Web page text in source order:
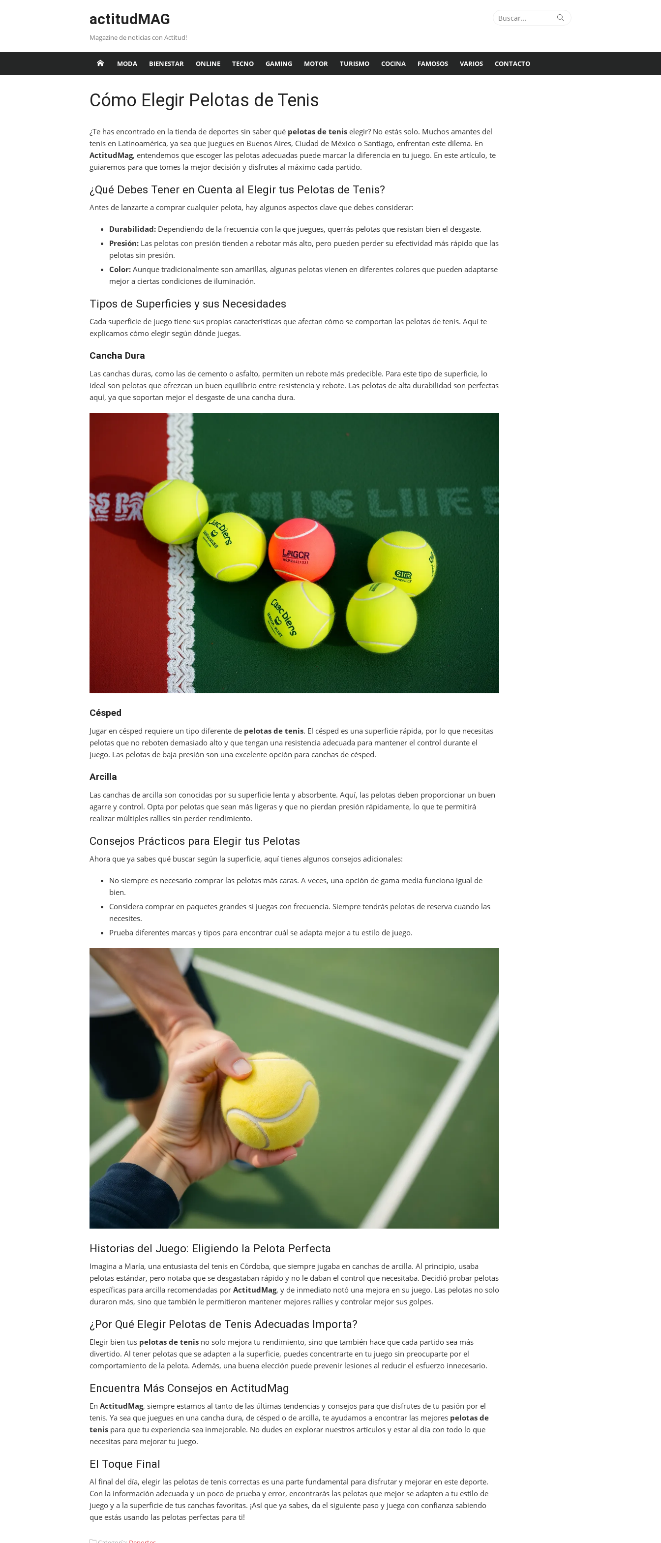
actitudMAG
Magazine de noticias con Actitud!
Buscar: Buscar
MODA BIENESTAR ONLINE TECNO GAMING MOTOR TURISMO COCINA FAMOSOS VARIOS CONTACTO
Cómo Elegir Pelotas de Tenis
¿Te has encontrado en la tienda de deportes sin saber qué pelotas de tenis elegir? No estás solo. Muchos amantes del
tenis en Latinoamérica, ya sea que juegues en Buenos Aires, Ciudad de México o Santiago, enfrentan este dilema. En
ActitudMag, entendemos que escoger las pelotas adecuadas puede marcar la diferencia en tu juego. En este artículo, te
guiaremos para que tomes la mejor decisión y disfrutes al máximo cada partido.
¿Qué Debes Tener en Cuenta al Elegir tus Pelotas de Tenis?
Antes de lanzarte a comprar cualquier pelota, hay algunos aspectos clave que debes considerar:
Durabilidad: Dependiendo de la frecuencia con la que juegues, querrás pelotas que resistan bien el desgaste.
Presión: Las pelotas con presión tienden a rebotar más alto, pero pueden perder su efectividad más rápido que las
pelotas sin presión.
Color: Aunque tradicionalmente son amarillas, algunas pelotas vienen en diferentes colores que pueden adaptarse
mejor a ciertas condiciones de iluminación.
Tipos de Superficies y sus Necesidades
Cada superficie de juego tiene sus propias características que afectan cómo se comportan las pelotas de tenis. Aquí te
explicamos cómo elegir según dónde juegas.
Cancha Dura
Las canchas duras, como las de cemento o asfalto, permiten un rebote más predecible. Para este tipo de superficie, lo
ideal son pelotas que ofrezcan un buen equilibrio entre resistencia y rebote. Las pelotas de alta durabilidad son perfectas
aquí, ya que soportan mejor el desgaste de una cancha dura.
Césped
Jugar en césped requiere un tipo diferente de pelotas de tenis. El césped es una superficie rápida, por lo que necesitas
pelotas que no reboten demasiado alto y que tengan una resistencia adecuada para mantener el control durante el
juego. Las pelotas de baja presión son una excelente opción para canchas de césped.
Arcilla
Las canchas de arcilla son conocidas por su superficie lenta y absorbente. Aquí, las pelotas deben proporcionar un buen
agarre y control. Opta por pelotas que sean más ligeras y que no pierdan presión rápidamente, lo que te permitirá
realizar múltiples rallies sin perder rendimiento.
Consejos Prácticos para Elegir tus Pelotas
Ahora que ya sabes qué buscar según la superficie, aquí tienes algunos consejos adicionales:
No siempre es necesario comprar las pelotas más caras. A veces, una opción de gama media funciona igual de
bien.
Considera comprar en paquetes grandes si juegas con frecuencia. Siempre tendrás pelotas de reserva cuando las
necesites.
Prueba diferentes marcas y tipos para encontrar cuál se adapta mejor a tu estilo de juego.
Historias del Juego: Eligiendo la Pelota Perfecta
Imagina a María, una entusiasta del tenis en Córdoba, que siempre jugaba en canchas de arcilla. Al principio, usaba
pelotas estándar, pero notaba que se desgastaban rápido y no le daban el control que necesitaba. Decidió probar pelotas
específicas para arcilla recomendadas por ActitudMag, y de inmediato notó una mejora en su juego. Las pelotas no solo
duraron más, sino que también le permitieron mantener mejores rallies y controlar mejor sus golpes.
¿Por Qué Elegir Pelotas de Tenis Adecuadas Importa?
Elegir bien tus pelotas de tenis no solo mejora tu rendimiento, sino que también hace que cada partido sea más
divertido. Al tener pelotas que se adapten a la superficie, puedes concentrarte en tu juego sin preocuparte por el
comportamiento de la pelota. Además, una buena elección puede prevenir lesiones al reducir el esfuerzo innecesario.
Encuentra Más Consejos en ActitudMag
En ActitudMag, siempre estamos al tanto de las últimas tendencias y consejos para que disfrutes de tu pasión por el
tenis. Ya sea que juegues en una cancha dura, de césped o de arcilla, te ayudamos a encontrar las mejores pelotas de
tenis para que tu experiencia sea inmejorable. No dudes en explorar nuestros artículos y estar al día con todo lo que
necesitas para mejorar tu juego.
El Toque Final
Al final del día, elegir las pelotas de tenis correctas es una parte fundamental para disfrutar y mejorar en este deporte.
Con la información adecuada y un poco de prueba y error, encontrarás las pelotas que mejor se adapten a tu estilo de
juego y a la superficie de tus canchas favoritas. ¡Así que ya sabes, da el siguiente paso y juega con confianza sabiendo
que estás usando las pelotas perfectas para ti!